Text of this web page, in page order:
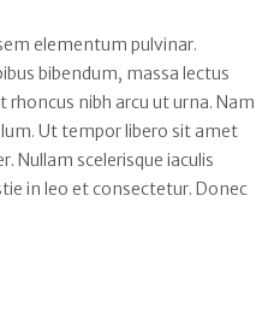
elementum pulvinar.
bibendum, massa lectus
nibh arcu ut urna. Nam
Ut tempor libero sit amet
Nullam scelerisque iaculis
in leo et consectetur. Donec